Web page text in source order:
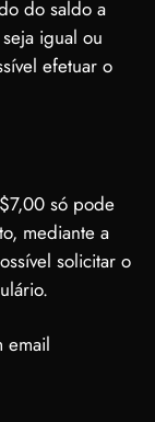
do saldo a
igual ou
efetuar o
só pode
mediante a
solicitar o
email